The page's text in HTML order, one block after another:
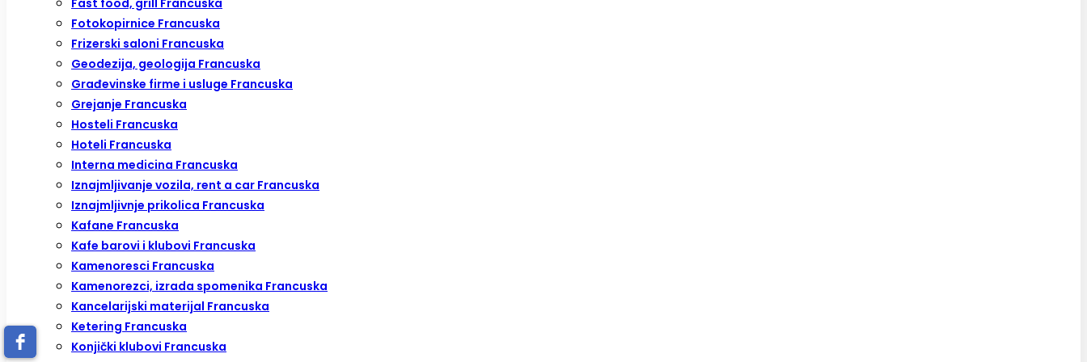
Fotokopirnice Francuska
Frizerski saloni Francuska
Geodezija, geologija Francuska
Građevinske firme i usluge Francuska
Grejanje Francuska
Hosteli Francuska
Hoteli Francuska
Interna medicina Francuska
Iznajmljivanje vozila, rent a car Francuska
Iznajmljivnje prikolica Francuska
Kafane Francuska
Kafe barovi i klubovi Francuska
Kamenoresci Francuska
Kamenorezci, izrada spomenika Francuska
Kancelarijski materijal Francuska
Ketering Francuska
Konjički klubovi Francuska